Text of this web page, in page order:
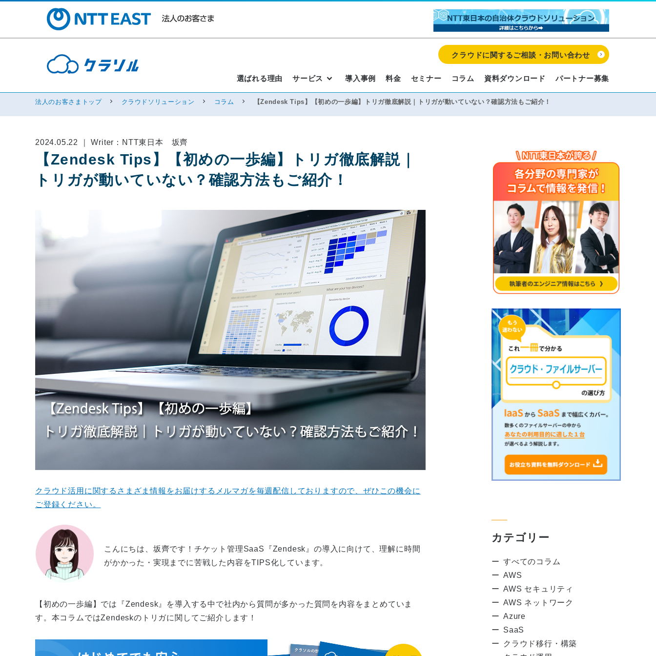
選ばれる理由 サービス 導入事例 料金 セミナー コラム 資料ダウンロード パートナー募集
クラウドに関するご相談・お問い合わせ
法人のお客さまトップ クラウドソリューション コラム 【Zendesk Tips】【初めの一歩編】トリガ徹底解説｜トリガが動いていない？確認方法もご紹介！
2024.05.22 ｜ Writer：NTT東日本 坂齊
【Zendesk Tips】【初めの一歩編】トリガ徹底解説｜
トリガが動いていない？確認方法もご紹介！
クラウド活用に関するさまざま情報をお届けするメルマガを毎週配信しておりますので、ぜひこの機会に
ご登録ください。
こんにちは、坂齊です！チケット管理SaaS『Zendesk』の導入に向けて、理解に時間
がかかった・実現までに苦戦した内容をTIPS化しています。
【初めの一歩編】では『Zendesk』を導入する中で社内から質問が多かった質問を内容をまとめていま
す。本コラムではZendeskのトリガに関してご紹介します！
カテゴリー
すべてのコラム
AWS
AWS セキュリティ
AWS ネットワーク
Azure
SaaS
クラウド移行・構築